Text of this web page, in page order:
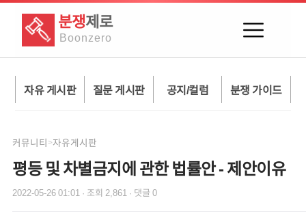
분쟁제로
Boonzero
자유 게시판 질문 게시판 공지/컬럼 분쟁 가이드
커뮤니티>자유게시판
평등 및 차별금지에 관한 법률안 - 제안이유
2022-05-26 01:01 · 조회 2,861 · 댓글 0